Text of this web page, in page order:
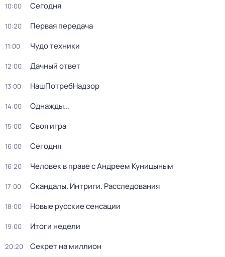
10:00 Сегодня
10:20 Первая передача
11:00 Чудо техники
12:00 Дачный ответ
13:00 НашПотребНадзор
14:00 Однажды...
15:00 Своя игра
16:00 Сегодня
16:20 Человек в праве с Андреем Куницыным
17:00 Скандалы. Интриги. Расследования
18:00 Новые русские сенсации
19:00 Итоги недели
20:20 Секрет на миллион